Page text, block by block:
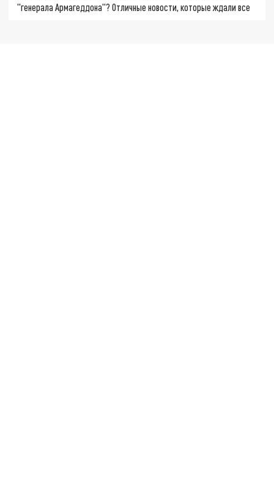
"генерала Армагеддона"? Отличные новости, которые ждали все